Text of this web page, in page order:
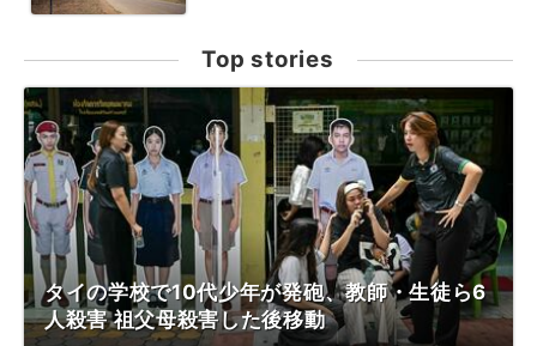
Top stories
タイの学校で10代少年が発砲、教師・生徒ら6
人殺害 祖父母殺害した後移動